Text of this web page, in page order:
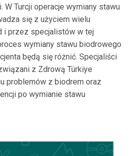
W Turcji operacje wymiany stawu
się z użyciem wielu
i przez specjalistów w tej
wymiany stawu biodrowego
będą się różnić. Specjaliści
z Zdrową Türkiye
problemów z biodrem oraz
po wymianie stawu